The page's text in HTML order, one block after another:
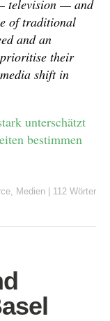
television — and
of traditional
and an
their
shift in
unterschätzt
bestimmen
Medien 112 Wörter